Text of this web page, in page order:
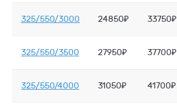
325/550/3000 24850₽ 33750₽
325/550/3500 27950₽ 37700₽
325/550/4000 31050₽ 41700₽